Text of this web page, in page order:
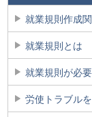
就業規則作成
就業規則とは
就業規則が必
労使トラブル